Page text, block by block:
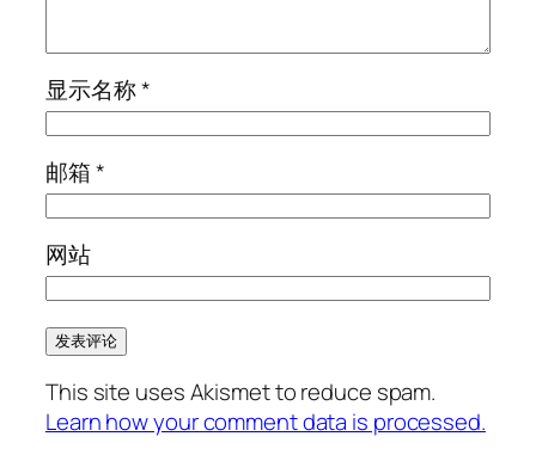
显示名称*
邮箱*
网站
This site uses Akismet to reduce spam.
Learn how your comment data is processed.